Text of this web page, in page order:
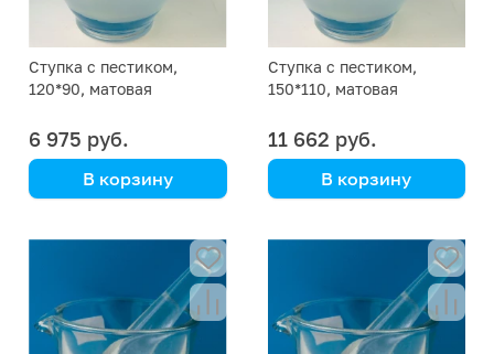
Ступка с пестиком,
120*90, матовая
6 975 руб.
В корзину
(Кат. № 2230/632 538
Ступка с пестиком,
150*110, матовая
11 662 руб.
В корзину
(Кат. № 2230/632 538